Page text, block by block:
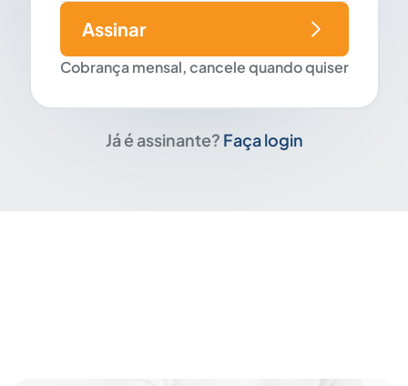
Cobrança mensal, cancele quando quiser
Assinar
Já é assinante? Faça login